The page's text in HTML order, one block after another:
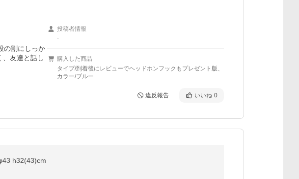
の割にしっか
、友達と話し
投稿者情報
-
購入した商品
タイプ/到着後にレビューでヘッドホンフックもプレゼント版、
カラー/ブルー
違反報告 いいね 0
h32(43)cm